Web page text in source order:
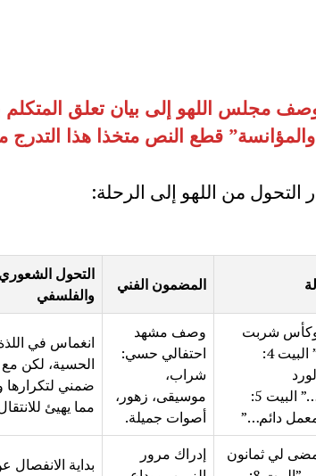
مجلس اللهو إلى بيان تعلق المتكلم
قطع النص متخذا هذا التدرج
التحول من اللهو إلى الرحلة:
المضمون الفني
التحول الشعوري
والفلسفي
1: “وكأس شربت
على لذة…” البيت 4:
والياسمين…” البيت 5:
دائم…”
وصف مشهد
احتفالي حسي:
شراب،
موسيقى، زهور،
أصوات جميلة.
انغماس في
الحسية، لكن مع
ضمني لتكرارها
مما يهيئ
7: “مضى لي ثمانون
إدراك مرور
بداية الانفصال